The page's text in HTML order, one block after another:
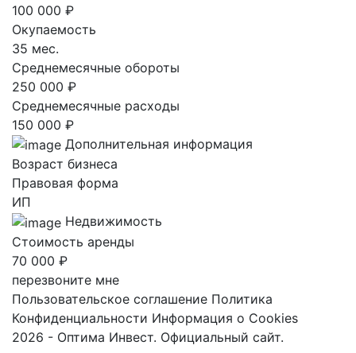
100 000 ₽
Окупаемость
35 мес.
Среднемесячные обороты
250 000 ₽
Среднемесячные расходы
150 000 ₽
Дополнительная информация
Возраст бизнеса
Правовая форма
ИП
Недвижимость
Стоимость аренды
70 000 ₽
перезвоните мне
Пользовательское соглашение Политика
Конфиденциальности Информация о Cookies
2026 - Оптима Инвест. Официальный сайт.